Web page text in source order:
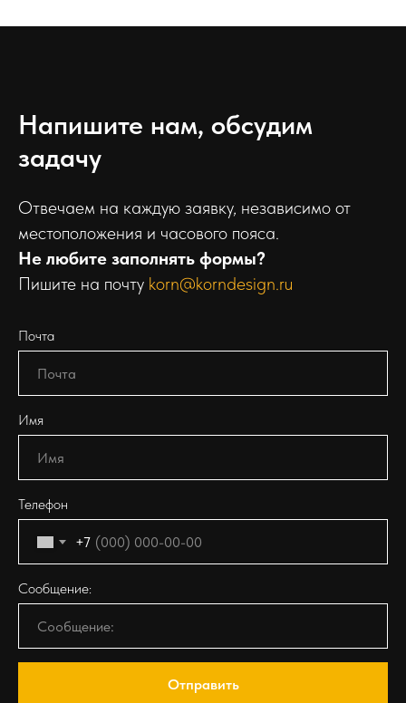
Напишите нам, обсудим
задачу
Отвечаем на каждую заявку, независимо от
местоположения и часового пояса.
Не любите заполнять формы?
Пишите на почту korn@korndesign.ru
Почта
Имя
Телефон
+7
Сообщение:
Отправить